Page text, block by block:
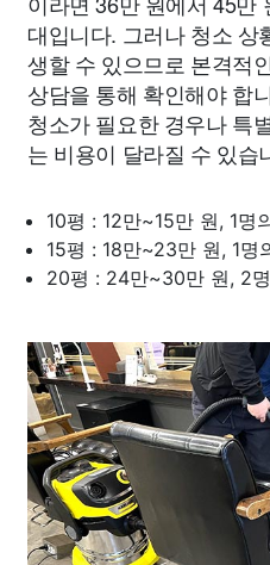
대입니다. 그러나 청소 상
생할 수 있으므로 본격적
상담을 통해 확인해야 합
청소가 필요한 경우나 특
는 비용이 달라질 수 있습
10평 : 12만~15만 원, 1명
15평 : 18만~23만 원, 1명
20평 : 24만~30만 원, 2